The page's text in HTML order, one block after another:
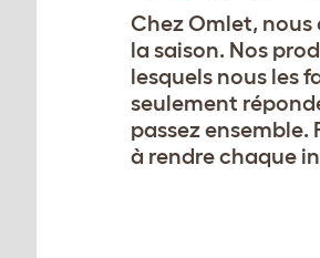
Chez Omlet,
la saison. Nos
lesquels nous les
seulement
passez ensemble.
à rendre chaque